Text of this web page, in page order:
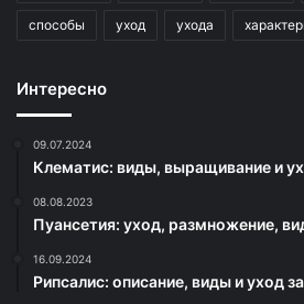
способы уход ухода
Интересно
09.07.2024
Клематис: виды, выращивание и
08.08.2023
Пуансетия: уход, размножение,
16.09.2024
Рипсалис: описание, виды и уход